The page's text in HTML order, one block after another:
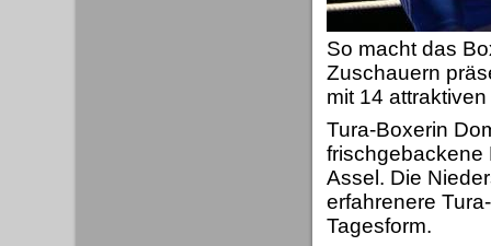
So macht das
Zuschauern
mit 14
Tura-Boxerin
frischgebackene
Assel. Die
erfahrenere
Tagesform.